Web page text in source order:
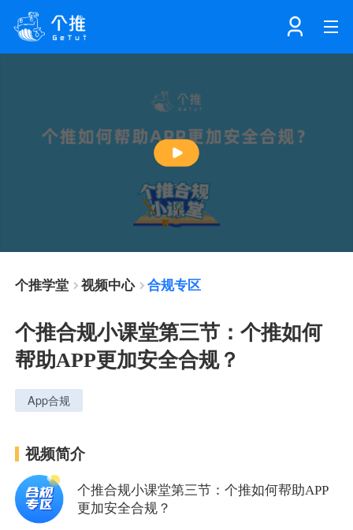
个知·智能运营AIBI
消息推送
用户运营
AI应用工坊
海外推送
个知·智能工作站
互联网增长
品牌营销
城市治理
大数据精准宣防
文档中心
合规指南
我的开发者中心
数据工坊
个推学堂
了解我们
公司简介
新闻动态
注册 登录
Play
Video
个推学堂 视频中心 合规专区
个推合规小课堂第三节：个推如何
帮助APP更加安全合规？
App合规
视频简介
个推合规小课堂第三节：个推如何帮助APP
更加安全合规？